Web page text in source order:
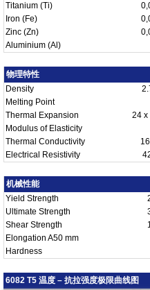
Titanium (Ti)
Iron (Fe)
Zinc (Zn)
Aluminium (Al)
物理特性
Density
Melting Point
Thermal Expansion
24 x
Modulus of Elasticity
Thermal Conductivity
Electrical Resistivity
机械性能
Yield Strength
Ultimate Strength
Shear Strength
Elongation A50 mm
Hardness
6082 T5 温度 – 抗拉强度极限曲线图